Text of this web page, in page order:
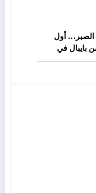
الصبر… أول
بايبال في